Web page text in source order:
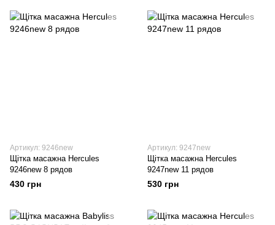
Артикул: 9246new
Щітка масажна Hercules
9246new 8 рядов
430 грн
Артикул: 9247new
Щітка масажна Hercules
9247new 11 рядов
530 грн